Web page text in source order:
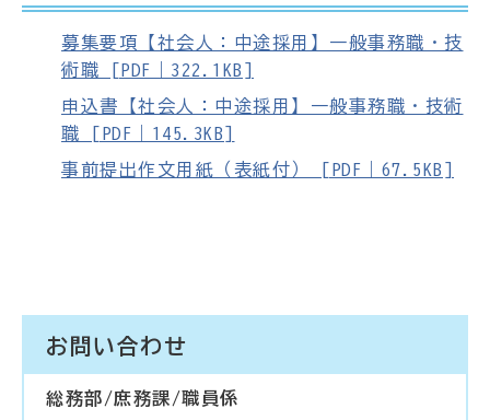
募集要項【社会人：中途採用】一般事務職・技
術職 [PDF｜322.1KB]
申込書【社会人：中途採用】一般事務職・技術
職 [PDF｜145.3KB]
事前提出作文用紙（表紙付） [PDF｜67.5KB]
お問い合わせ
総務部/庶務課/職員係